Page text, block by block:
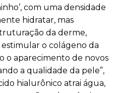
com uma densidade
hidratar, mas
da derme,
o colágeno da
o aparecimento de novos
a qualidade da pele”,
hialurônico atrai água,